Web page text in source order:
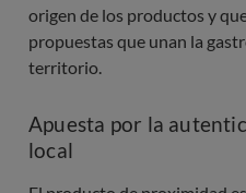
origen de los productos y
propuestas que unan la
territorio.
Apuesta por la
local